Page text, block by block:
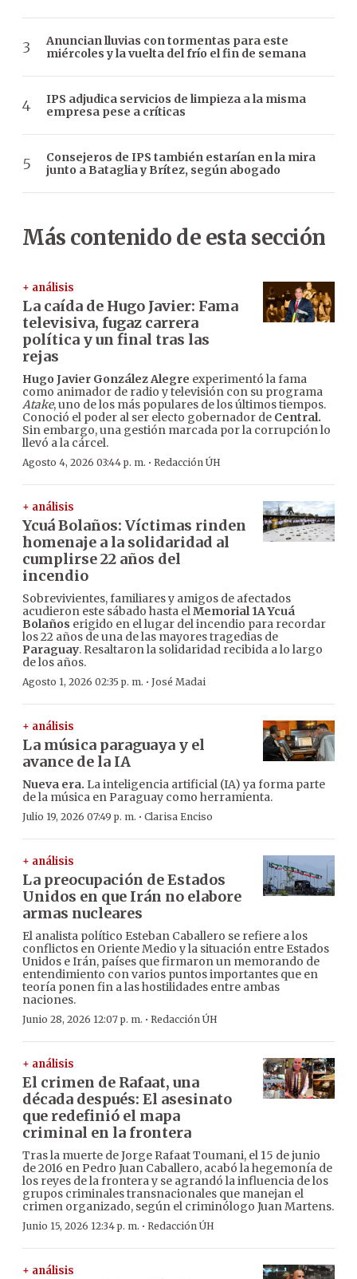
Anuncian lluvias con tormentas para este
miércoles y la vuelta del frío el fin de semana
IPS adjudica servicios de limpieza a la misma
empresa pese a críticas
Consejeros de IPS también estarían en la mira
junto a Bataglia y Brítez, según abogado
Más contenido de esta sección
+ análisis
La caída de Hugo Javier: Fama
televisiva, fugaz carrera
política y un final tras las
rejas
Hugo Javier González Alegre experimentó la fama
como animador de radio y televisión con su programa
Atake, uno de los más populares de los últimos tiempos.
Conoció el poder al ser electo gobernador de Central.
Sin embargo, una gestión marcada por la corrupción lo
llevó a la cárcel.
Agosto 4, 2026 03:44 p. m. · Redacción ÚH
+ análisis
Ycuá Bolaños: Víctimas rinden
homenaje a la solidaridad al
cumplirse 22 años del
incendio
Sobrevivientes, familiares y amigos de afectados
acudieron este sábado hasta elMemorial 1A Ycuá
Bolaños erigido en el lugar del incendio para recordar
los 22 años de una de las mayores tragedias de
Paraguay. Resaltaron la solidaridad recibida a lo largo
de los años.
Agosto 1, 2026 02:35 p. m. · José Madai
+ análisis
La música paraguaya y el
avance de la IA
Nueva era. La inteligencia artificial (IA) ya forma parte
de la música en Paraguay como herramienta.
Julio 19, 2026 07:49 p. m. · Clarisa Enciso
+ análisis
La preocupación de Estados
Unidos en que Irán no elabore
armas nucleares
El analista político Esteban Caballero se refiere a los
conflictos en Oriente Medio y la situación entre Estados
Unidos e Irán, países que firmaron un memorando de
entendimiento con varios puntos importantes que en
teoría ponen fin a las hostilidades entre ambas
naciones.
Junio 28, 2026 12:07 p. m. · Redacción ÚH
+ análisis
El crimen de Rafaat, una
década después: El asesinato
que redefinió el mapa
criminal en la frontera
Tras la muerte de Jorge Rafaat Toumani, el 15 de junio
de 2016 en Pedro Juan Caballero, acabó la hegemonía de
los reyes de la frontera y se agrandó la influencia de los
grupos criminales transnacionales que manejan el
crimen organizado, según el criminólogo Juan Martens.
Junio 15, 2026 12:34 p. m. · Redacción ÚH
+ análisis